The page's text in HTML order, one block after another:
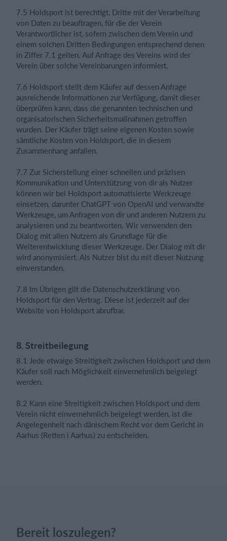
7.5 Holdsport ist berechtigt, Dritte mit der Verarbeitung
von Daten zu beauftragen, für die der Verein
Verantwortlicher ist, sofern zwischen dem Verein und
einem solchen Dritten Bedingungen entsprechend denen
in Ziffer 7.1 gelten. Auf Anfrage des Vereins wird der
Verein über solche Vereinbarungen informiert.
7.6 Holdsport stellt dem Käufer auf dessen Anfrage
ausreichende Informationen zur Verfügung, damit dieser
überprüfen kann, dass die genannten technischen und
organisatorischen Sicherheitsmaßnahmen getroffen
wurden. Der Käufer trägt seine eigenen Kosten sowie
sämtliche Kosten von Holdsport, die in diesem
Zusammenhang anfallen.
7.7 Zur Sicherstellung einer schnellen und präzisen
Kommunikation und Unterstützung von dir als Nutzer
können wir bei Holdsport automatisierte Werkzeuge
einsetzen, darunter ChatGPT von OpenAI und verwandte
Werkzeuge, um Anfragen von dir und anderen Nutzern zu
analysieren und zu beantworten. Wir verwenden den
Dialog mit allen Nutzern als Grundlage für die
Weiterentwicklung dieser Werkzeuge. Der Dialog mit dir
wird anonymisiert. Als Nutzer bist du mit dieser Nutzung
einverstanden.
7.8 Im Übrigen gilt die Datenschutzerklärung von
Holdsport für den Vertrag. Diese ist jederzeit auf der
Website von Holdsport abrufbar.
8. Streitbeilegung
8.1 Jede etwaige Streitigkeit zwischen Holdsport und dem
Käufer soll nach Möglichkeit einvernehmlich beigelegt
werden.
8.2 Kann eine Streitigkeit zwischen Holdsport und dem
Verein nicht einvernehmlich beigelegt werden, ist die
Angelegenheit nach dänischem Recht vor dem Gericht in
Aarhus (Retten i Aarhus) zu entscheiden.
Bereit loszulegen?